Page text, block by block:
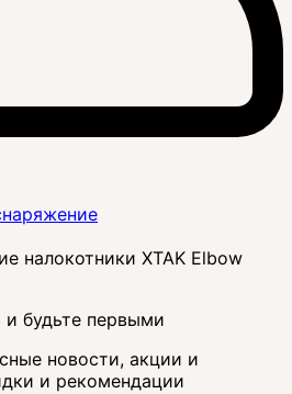
налокотники XTAK Elbow
будьте первыми
новости, акции и
и рекомендации